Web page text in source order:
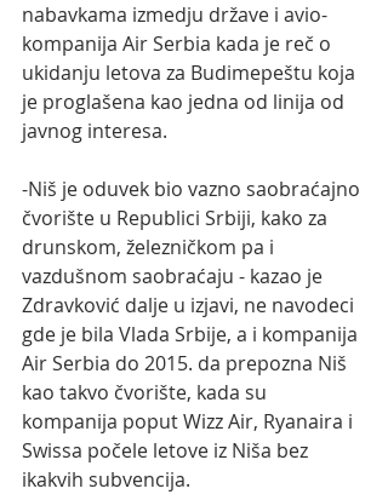
nabavkama izmedju države i avio-
kompanija Air Serbia kada je reč o
ukidanju letova za Budimepeštu koja
je proglašena kao jedna od linija od
javnog interesa.
-Niš je oduvek bio vazno saobraćajno
čvorište u Republici Srbiji, kako za
drunskom, železničkom pa i
vazdušnom saobraćaju - kazao je
Zdravković dalje u izjavi, ne navodeci
gde je bila Vlada Srbije, a i kompanija
Air Serbia do 2015. da prepozna Niš
kao takvo čvorište, kada su
kompanija poput Wizz Air, Ryanaira i
Swissa počele letove iz Niša bez
ikakvih subvencija.